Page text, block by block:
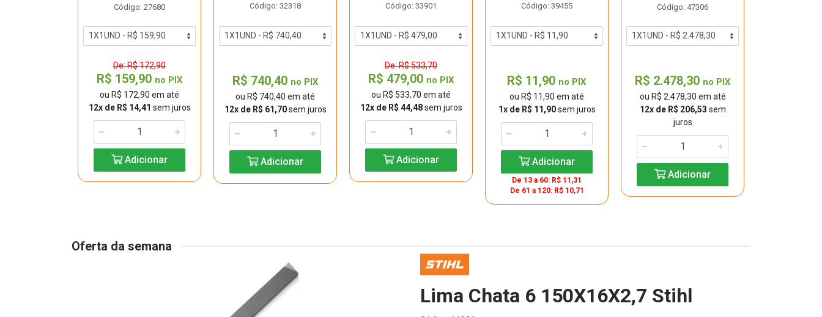
Código: 27680
De: R$ 172,90
R$ 159,90 no PIX
ou R$ 172,90 em até
12x de R$ 14,41 sem juros
Adicionar
Código: 32318
R$ 740,40 no PIX
ou R$ 740,40 em até
12x de R$ 61,70sem juros
Adicionar
Código: 33901
De: R$ 533,70
R$ 479,00 no PIX
ou R$ 533,70 em até
12x de R$ 44,48sem juros
Adicionar
Código: 39455
R$ 11,90 no PIX
ou R$ 11,90 em até
1x de R$ 11,90sem juros
Adicionar
De 13 a 60: R$ 11,31
De 61 a 120: R$ 10,71
Código: 47306
R$ 2.478,30 no PIX
ou R$ 2.478,30 em até
12x de R$ 206,53 sem
juros
Adicionar
Oferta da semana
Lima Chata 6 150X16X2,7 Stihl